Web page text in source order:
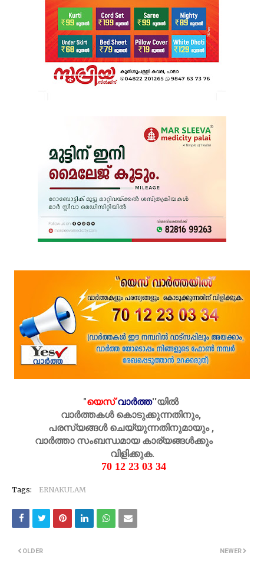
"യെസ് വാർത്ത''യിൽ
വാർത്തകൾ കൊടുക്കുന്നതിനും,
പരസ്യങ്ങൾ ചെയ്യുന്നതിനുമായും ,
വാർത്താ സംബന്ധമായ കാര്യങ്ങൾക്കും
വിളിക്കുക.
70 12 23 03 34
Tags: ERNAKULAM
NEWER
OLDER